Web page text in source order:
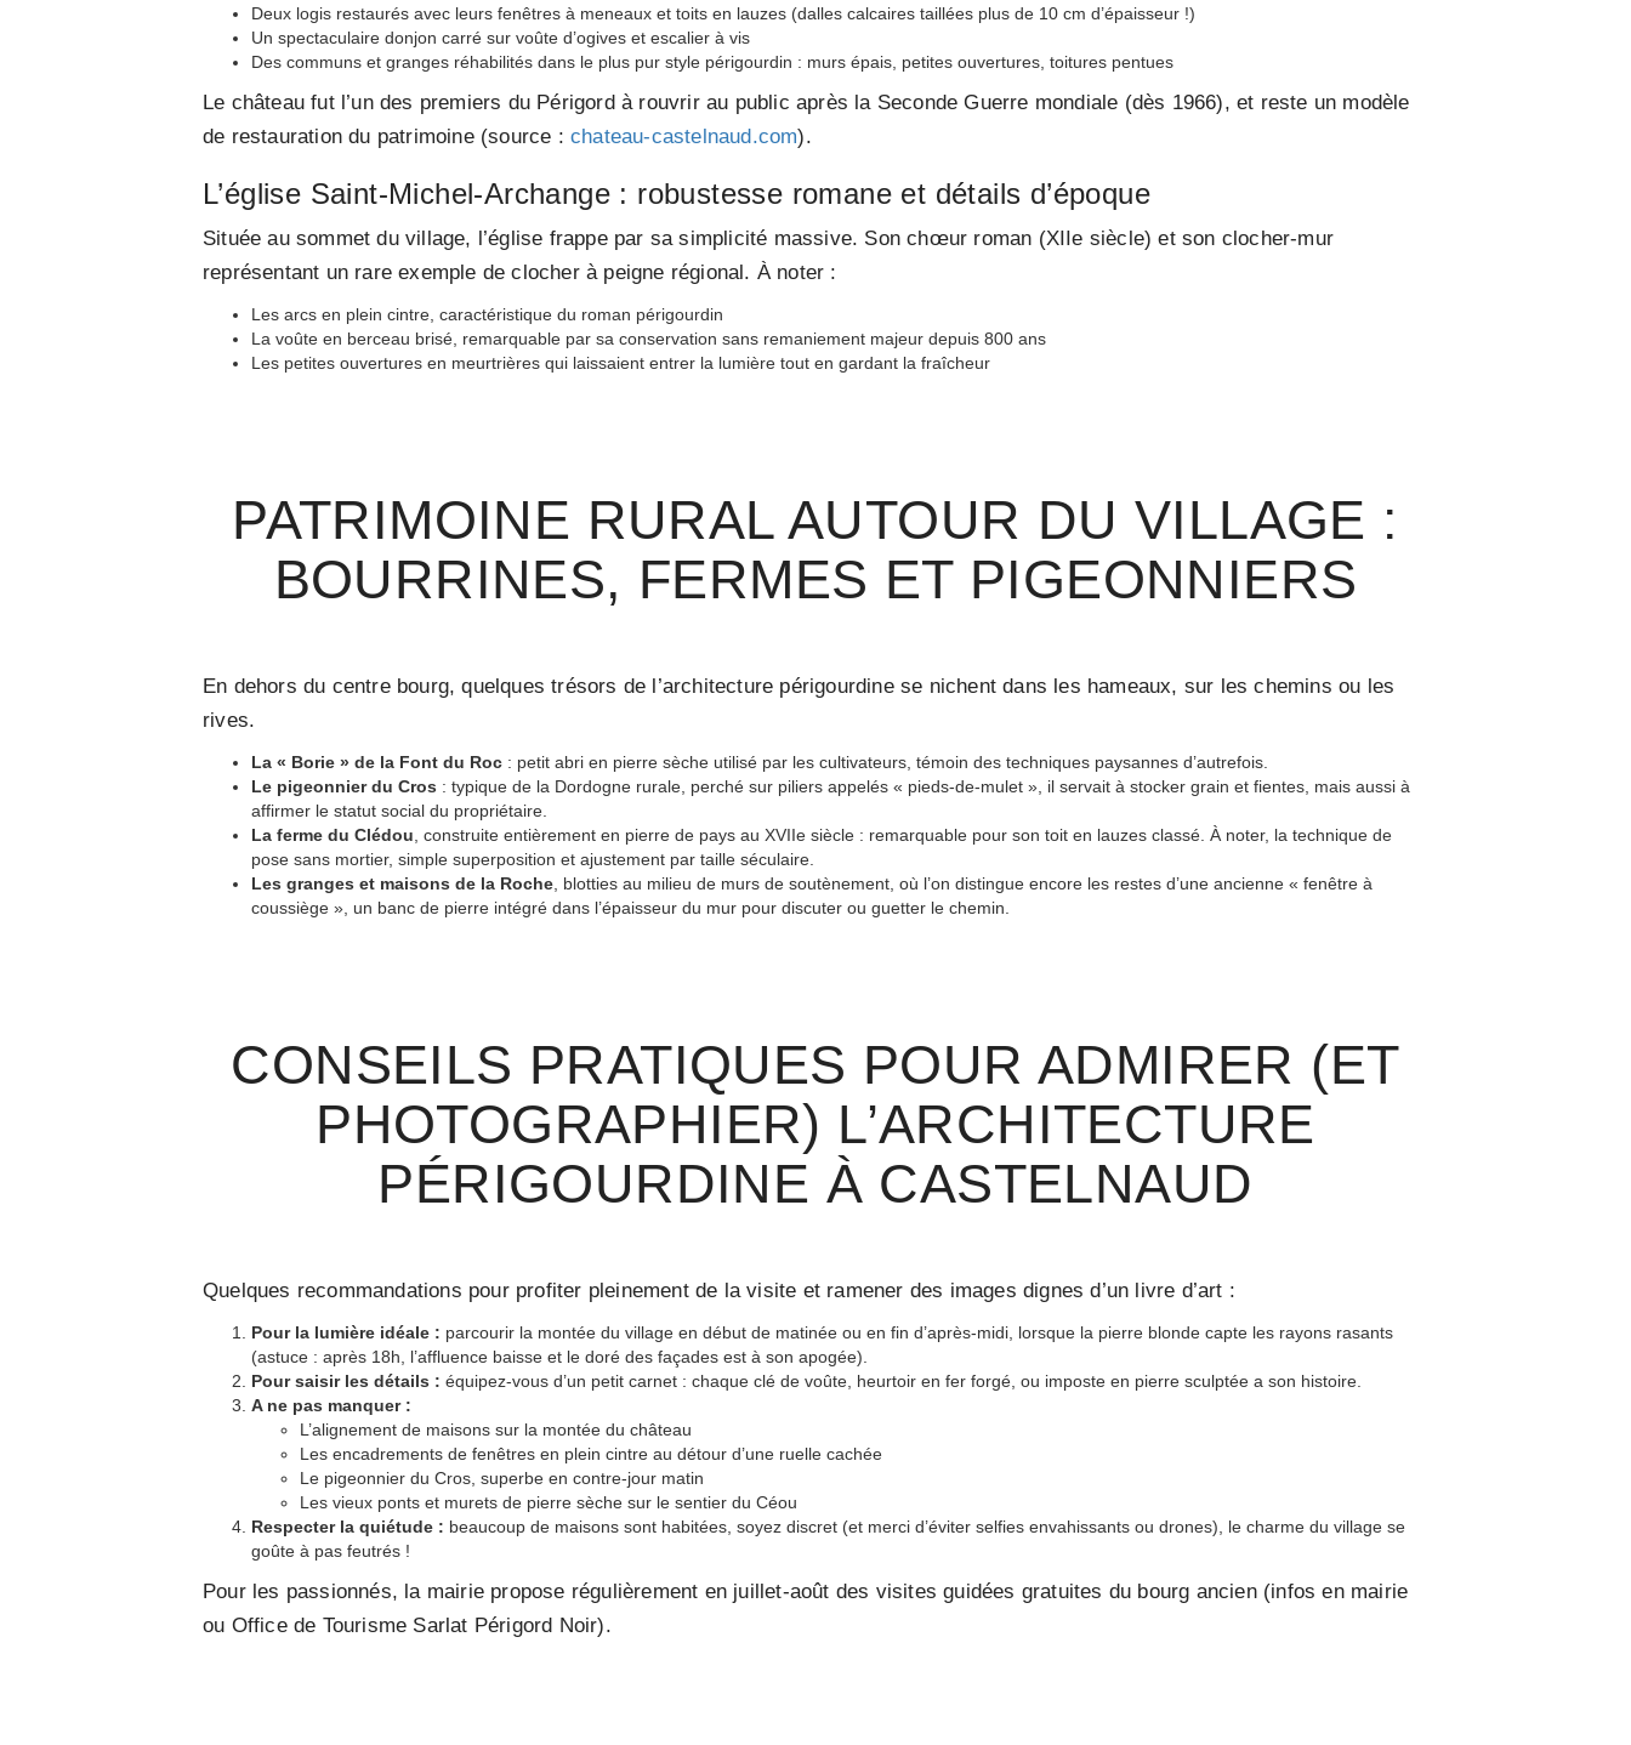
Deux logis restaurés avec leurs fenêtres à meneaux et toits en lauzes (dalles calcaires taillées plus de 10 cm d’épaisseur !)
Un spectaculaire donjon carré sur voûte d’ogives et escalier à vis
Des communs et granges réhabilités dans le plus pur style périgourdin : murs épais, petites ouvertures, toitures pentues
Le château fut l’un des premiers du Périgord à rouvrir au public après la Seconde Guerre mondiale (dès 1966), et reste un modèle
de restauration du patrimoine (source : chateau-castelnaud.com).
L’église Saint-Michel-Archange : robustesse romane et détails d’époque
Située au sommet du village, l’église frappe par sa simplicité massive. Son chœur roman (XIIe siècle) et son clocher-mur
représentant un rare exemple de clocher à peigne régional. À noter :
Les arcs en plein cintre, caractéristique du roman périgourdin
La voûte en berceau brisé, remarquable par sa conservation sans remaniement majeur depuis 800 ans
Les petites ouvertures en meurtrières qui laissaient entrer la lumière tout en gardant la fraîcheur
PATRIMOINE RURAL AUTOUR DU VILLAGE :
BOURRINES, FERMES ET PIGEONNIERS
En dehors du centre bourg, quelques trésors de l’architecture périgourdine se nichent dans les hameaux, sur les chemins ou les
rives.
La « Borie » de la Font du Roc : petit abri en pierre sèche utilisé par les cultivateurs, témoin des techniques paysannes d’autrefois.
Le pigeonnier du Cros : typique de la Dordogne rurale, perché sur piliers appelés « pieds-de-mulet », il servait à stocker grain et fientes, mais aussi à
affirmer le statut social du propriétaire.
La ferme du Clédou , construite entièrement en pierre de pays au XVIIe siècle : remarquable pour son toit en lauzes classé. À noter, la technique de
pose sans mortier, simple superposition et ajustement par taille séculaire.
Les granges et maisons de la Roche , blotties au milieu de murs de soutènement, où l’on distingue encore les restes d’une ancienne « fenêtre à
coussiège », un banc de pierre intégré dans l’épaisseur du mur pour discuter ou guetter le chemin.
CONSEILS PRATIQUES POUR ADMIRER (ET
PHOTOGRAPHIER) L’ARCHITECTURE
PÉRIGOURDINE À CASTELNAUD
Quelques recommandations pour profiter pleinement de la visite et ramener des images dignes d’un livre d’art :
Pour la lumière idéale : parcourir la montée du village en début de matinée ou en fin d’après-midi, lorsque la pierre blonde capte les rayons rasants
(astuce : après 18h, l’affluence baisse et le doré des façades est à son apogée).
Pour saisir les détails : équipez-vous d’un petit carnet : chaque clé de voûte, heurtoir en fer forgé, ou imposte en pierre sculptée a son histoire.
A ne pas manquer :
L’alignement de maisons sur la montée du château
Les encadrements de fenêtres en plein cintre au détour d’une ruelle cachée
Le pigeonnier du Cros, superbe en contre-jour matin
Les vieux ponts et murets de pierre sèche sur le sentier du Céou
Respecter la quiétude : beaucoup de maisons sont habitées, soyez discret (et merci d’éviter selfies envahissants ou drones), le charme du village se
goûte à pas feutrés !
Pour les passionnés, la mairie propose régulièrement en juillet-août des visites guidées gratuites du bourg ancien (infos en mairie
ou Office de Tourisme Sarlat Périgord Noir).